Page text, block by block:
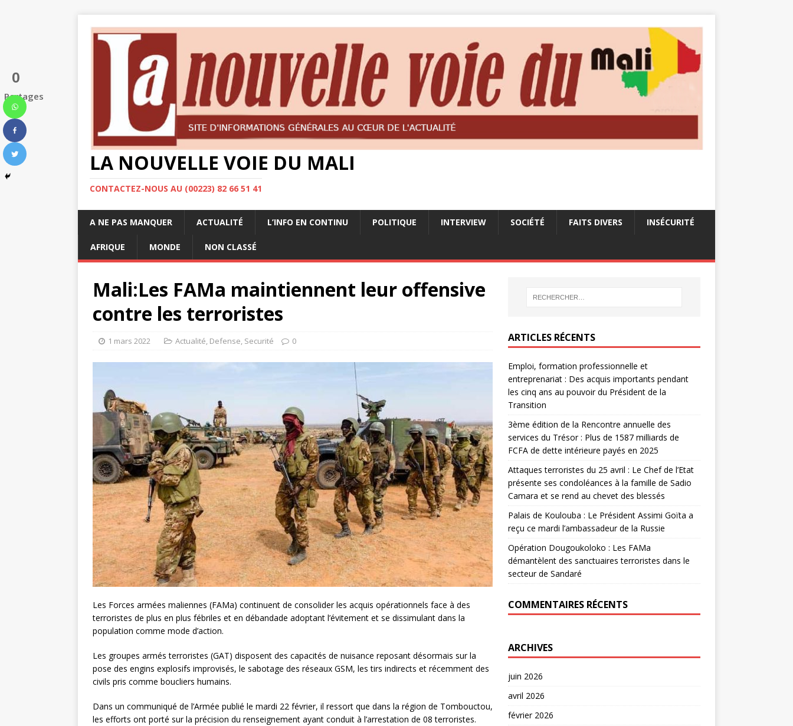
LA NOUVELLE VOIE DU MALI
CONTACTEZ-NOUS AU (00223) 82 66 51 41
A NE PAS MANQUER ACTUALITÉ L’INFO EN CONTINU POLITIQUE INTERVIEW SOCIÉTÉ FAITS DIVERS INSÉCURITÉ
AFRIQUE MONDE NON CLASSÉ
Mali:Les FAMa maintiennent leur offensive
contre les terroristes
1 mars 2022 Actualité, Defense, Securité 0
Les Forces armées maliennes (FAMa) continuent de consolider les acquis opérationnels face à des
terroristes de plus en plus fébriles et en débandade adoptant l’évitement et se dissimulant dans la
population comme mode d’action.
Les groupes armés terroristes (GAT) disposent des capacités de nuisance reposant désormais sur la
pose des engins explosifs improvisés, le sabotage des réseaux GSM, les tirs indirects et récemment des
civils pris comme boucliers humains.
Dans un communiqué de l’Armée publié le mardi 22 février, il ressort que dans la région de Tombouctou,
les efforts ont porté sur la précision du renseignement ayant conduit à l’arrestation de 08 terroristes.
0
Partages
ARTICLES RÉCENTS
Emploi, formation professionnelle et
entreprenariat : Des acquis importants pendant
les cinq ans au pouvoir du Président de la
Transition
3ème édition de la Rencontre annuelle des
services du Trésor : Plus de 1587 milliards de
FCFA de dette intérieure payés en 2025
Attaques terroristes du 25 avril : Le Chef de l’Etat
présente ses condoléances à la famille de Sadio
Camara et se rend au chevet des blessés
Palais de Koulouba : Le Président Assimi Goïta a
reçu ce mardi l’ambassadeur de la Russie
Opération Dougoukoloko : Les FAMa
démantèlent des sanctuaires terroristes dans le
secteur de Sandaré
COMMENTAIRES RÉCENTS
ARCHIVES
juin 2026
avril 2026
février 2026